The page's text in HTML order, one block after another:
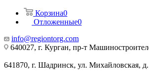
Корзина0
Отложенные0
info@regiontorg.com
640027, г. Курган, пр-т
641870, г. Шадринск, ул. Михайловская,